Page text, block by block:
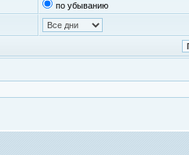
по убыванию